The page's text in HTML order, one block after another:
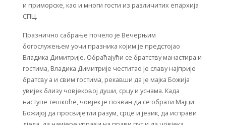
и приморске, као и многи гости из различитих епархија
СПЦ.
Празнично сабрање почело је Вечерњим
богослужењем уочи празника којим је предстојао
Владика Димитрије. Обраћајући се братству манастира и
гостима, Владика Димитрије честитао је славу најприје
братсву а и свим гостима, рекавши да je мајка Божија
увијек близу човјековој души, срцу и уснама. Када
наступе тешкоће, човјек је позван да се обрати Мајци
Божијој да просвијетли разум, срце и језик, да исправи